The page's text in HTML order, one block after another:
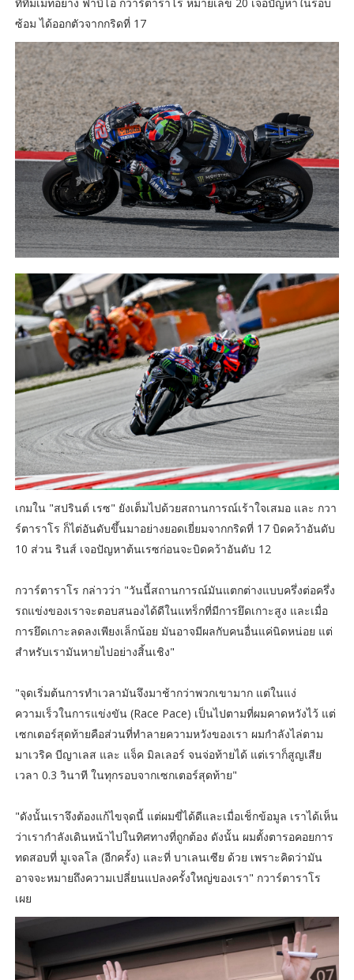
ซ้อม ได้ออกตัวจากกริดที่ 17
เกมใน "สปรินต์ เรซ" ยังเต็มไปด้วยสถานการณ์เร้าใจเสมอ และ กวา
ร์ตาราโร ก็ไต่อันดับขึ้นมาอย่างยอดเยี่ยมจากกริดที่ 17 บิดคว้าอันดับ
10 ส่วน รินส์ เจอปัญหาต้นเรซก่อนจะบิดคว้าอันดับ 12
กวาร์ตาราโร กล่าวว่า "วันนี้สถานการณ์มันแตกต่างแบบครึ่งต่อครึ่ง
รถแข่งของเราจะตอบสนองได้ดีในแทร็กที่มีการยึดเกาะสูง และเมื่อ
การยึดเกาะลดลงเพียงเล็กน้อย มันอาจมีผลกับคนอื่นแค่นิดหน่อย แต่
สำหรับเรามันหายไปอย่างสิ้นเชิง"
"จุดเริ่มต้นการทำเวลามันจึงมาช้ากว่าพวกเขามาก แต่ในแง่
ความเร็วในการแข่งขัน (Race Pace) เป็นไปตามที่ผมคาดหวังไว้ แต่
เซกเตอร์สุดท้ายคือส่วนที่ทำลายความหวังของเรา ผมกำลังไล่ตาม
มาเวริค บีญาเลส และ แจ็ค มิลเลอร์ จนจ่อท้ายได้ แต่เราก็สูญเสีย
เวลา 0.3 วินาที ในทุกรอบจากเซกเตอร์สุดท้าย"
"ดังนั้นเราจึงต้องแก้ไขจุดนี้ แต่ผมขี่ได้ดีและเมื่อเช็กข้อมูล เราได้เห็น
ว่าเรากำลังเดินหน้าไปในทิศทางที่ถูกต้อง ดังนั้น ผมตั้งตารอคอยการ
ทดสอบที่ มูเจลโล (อีกครั้ง) และที่ บาเลนเซีย ด้วย เพราะคิดว่ามัน
อาจจะหมายถึงความเปลี่ยนแปลงครั้งใหญ่ของเรา" กวาร์ตาราโร
เผย